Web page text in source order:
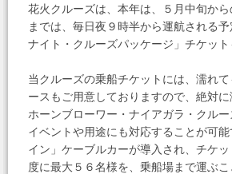
花火クルーズは、本年は、５月中旬か
までは、毎日夜９時半から運航される
ナイト・クルーズパッケージ」チケット
当クルーズの乗船チケットには、濡れ
ースもご用意しておりますので、絶対
ホーンブローワー・ナイアガラ・クル
イベントや用途にも対応することが可
イン」ケーブルカーが導入され、チケ
度に最大５６名様を、乗船場まで運ぶ